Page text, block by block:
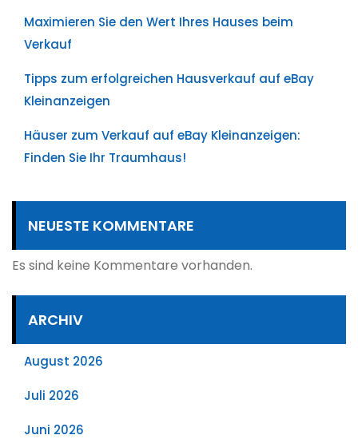
Maximieren Sie den Wert Ihres Hauses beim
Verkauf
Tipps zum erfolgreichen Hausverkauf auf eBay
Kleinanzeigen
Häuser zum Verkauf auf eBay Kleinanzeigen:
Finden Sie Ihr Traumhaus!
NEUESTE KOMMENTARE
Es sind keine Kommentare vorhanden.
ARCHIV
August 2026
Juli 2026
Juni 2026